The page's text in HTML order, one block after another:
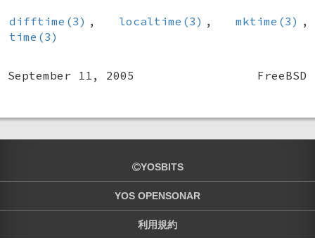
difftime(3) , localtime(3) , mktime(3) ,
time(3)
September 11, 2005 FreeBSD
YOSBITS
YOS OPENSONAR
利用規約